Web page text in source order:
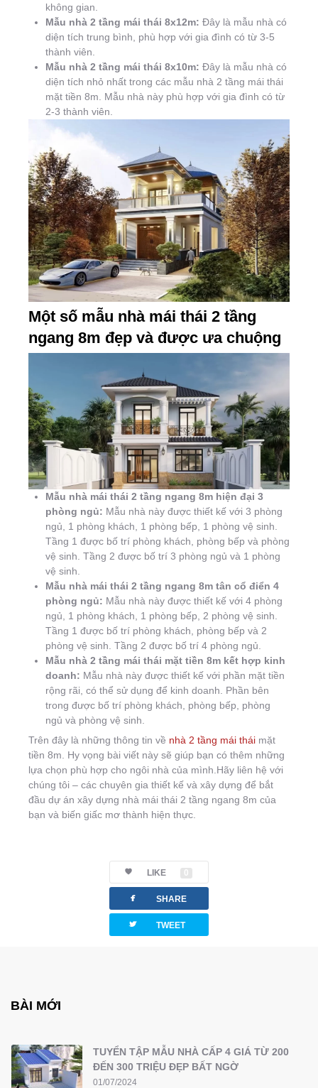
không gian.
Mẫu nhà 2 tầng mái thái 8x12m: Đây là mẫu nhà có
diện tích trung bình, phù hợp với gia đình có từ 3-5
thành viên.
Mẫu nhà 2 tầng mái thái 8x10m: Đây là mẫu nhà có
diện tích nhỏ nhất trong các mẫu nhà 2 tầng mái thái
mặt tiền 8m. Mẫu nhà này phù hợp với gia đình có từ
2-3 thành viên.
Một số mẫu nhà mái thái 2 tầng
ngang 8m đẹp và được ưa chuộng
Mẫu nhà mái thái 2 tầng ngang 8m hiện đại 3
phòng ngủ: Mẫu nhà này được thiết kế với 3 phòng
ngủ, 1 phòng khách, 1 phòng bếp, 1 phòng vệ sinh.
Tầng 1 được bố trí phòng khách, phòng bếp và phòng
vệ sinh. Tầng 2 được bố trí 3 phòng ngủ và 1 phòng
vệ sinh.
Mẫu nhà mái thái 2 tầng ngang 8m tân cổ điển 4
phòng ngủ: Mẫu nhà này được thiết kế với 4 phòng
ngủ, 1 phòng khách, 1 phòng bếp, 2 phòng vệ sinh.
Tầng 1 được bố trí phòng khách, phòng bếp và 2
phòng vệ sinh. Tầng 2 được bố trí 4 phòng ngủ.
Mẫu nhà 2 tầng mái thái mặt tiền 8m kết hợp kinh
doanh: Mẫu nhà này được thiết kế với phần mặt tiền
rộng rãi, có thể sử dụng để kinh doanh. Phần bên
trong được bố trí phòng khách, phòng bếp, phòng
ngủ và phòng vệ sinh.
Trên đây là những thông tin về nhà 2 tầng mái thái mặt
tiền 8m. Hy vọng bài viết này sẽ giúp bạn có thêm những
lựa chọn phù hợp cho ngôi nhà của mình.Hãy liên hệ với
chúng tôi – các chuyên gia thiết kế và xây dựng để bắt
đầu dự án xây dựng nhà mái thái 2 tầng ngang 8m của
bạn và biến giấc mơ thành hiện thực.
LIKE 0
facebook SHARE
twitterbird TWEET
BÀI MỚI
TUYỂN TẬP MẪU NHÀ CẤP 4 GIÁ TỪ 200
ĐẾN 300 TRIỆU ĐẸP BẤT NGỜ
01/07/2024